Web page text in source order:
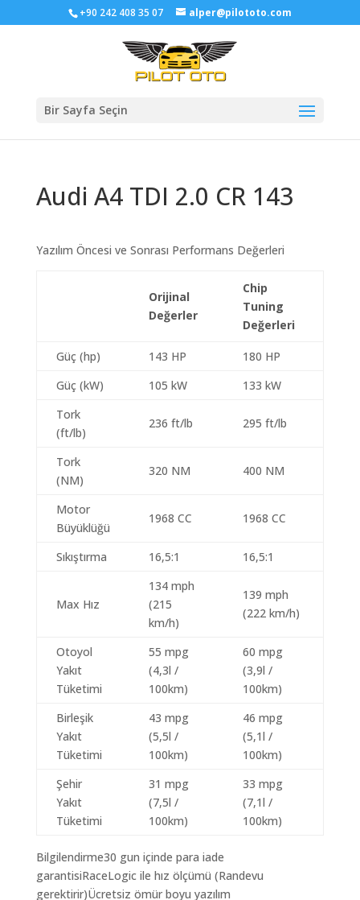
+90 242 408 35 07 alper@pilototo.com
Bir Sayfa Seçin
Audi A4 TDI 2.0 CR 143
Yazılım Öncesi ve Sonrası Performans Değerleri
Orijinal
Değerler
Chip
Tuning
Değerleri
Güç (hp) 143 HP
180 HP
Güç (kW)
105 kW
133 kW
Tork
(ft/lb)
236 ft/lb 295 ft/lb
Tork
(NM)
320 NM 400 NM
Motor
Büyüklüğü
1968 CC 1968 CC
Sıkıştırma 16,5:1 16,5:1
Max Hız
134 mph
(215
km/h)
139 mph
(222 km/h)
Otoyol
Yakıt
Tüketimi
55 mpg
(4,3l /
100km)
60 mpg
(3,9l /
100km)
Birleşik
Yakıt
Tüketimi
43 mpg
(5,5l /
100km)
46 mpg
(5,1l /
100km)
Şehir
Yakıt
Tüketimi
31 mpg
(7,5l /
100km)
33 mpg
(7,1l /
100km)
Bilgilendirme30 gun içinde para iade
garantisiRaceLogic ile hız ölçümü (Randevu
gerektirir)Ücretsiz ömür boyu yazılım